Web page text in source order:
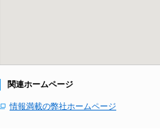
関連ホームページ
情報満載の弊社ホームページ